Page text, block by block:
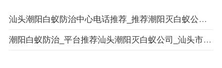
汕头潮阳白蚁防治中心电话推荐_推荐潮阳灭白蚁公司_汕头市卫城白蚁防治有限公司
潮阳白蚁防治_平台推荐汕头潮阳灭白蚁公司_汕头市卫城白蚁防治有限公司